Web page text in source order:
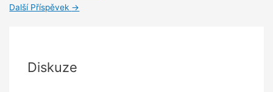
Další Příspěvek →
Diskuze